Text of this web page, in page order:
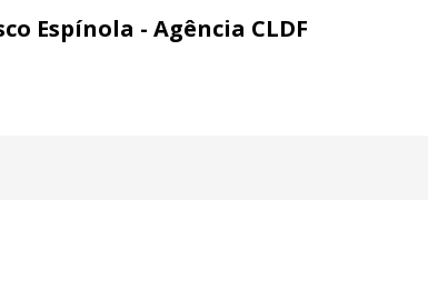
Espínola - Agência CLDF